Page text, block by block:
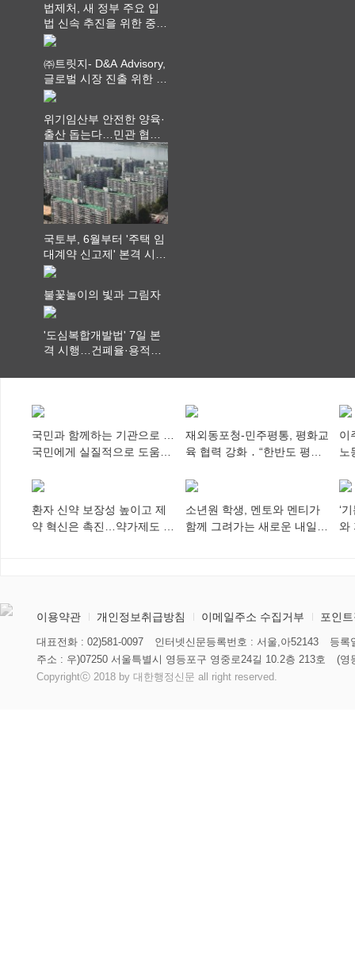
법제처, 새 정부 주요 입
법 신속 추진을 위한 중앙
부처 법무담당관 회의 개
㈜트릿지- D&A Advisory,
글로벌 시장 진출 위한 전
략적 업무협약 체결
위기임산부 안전한 양육·
출산 돕는다…민관 협력
체계 구축
국토부, 6월부터 '주택 임
대계약 신고제' 본격 시
행…실거래가 투명화 기
불꽃놀이의 빛과 그림자
'도심복합개발법' 7일 본
격 시행…건폐율·용적률
국민과 함께하는 기관으로 …
국민에게 실질적으로 도움이
재외동포청-민주평통, 평화교
육 협력 강화 ․ “한반도 평화,
다”
이
노
환자 신약 보장성 높이고 제
약 혁신은 촉진…약가제도 개
소년원 학생, 멘토와 멘티가
함께 그려가는 새로운 내일
‘
와
이용약관 개인정보취급방침 이메일주소 수집거부 포인
대표전화 : 02)581-0097 인터넷신문등록번호 : 서울,아52143
등록
주소 : 우)07250 서울특별시 영등포구 영중로24길 10.2층 213호
(영
Copyrightⓒ 2018 by 대한행정신문 all right reserved.